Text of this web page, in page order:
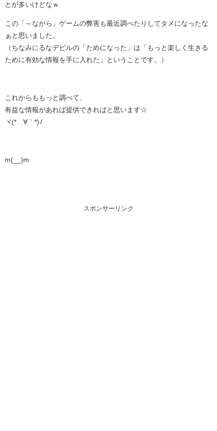
とが多いけどなｗ
この「～ながら」ゲームの弊害も最近調べたりしてタメになったな
ぁと思いました。
（ちなみにるなデビルの「ためになった」は「もっと楽しく生きる
ために有効な情報を手に入れた」ということです。）
これからももっと調べて、
有益な情報があれば提供できればと思います☆
ヾ(*´∀｀*)ﾉ
m(__)m
スポンサーリンク